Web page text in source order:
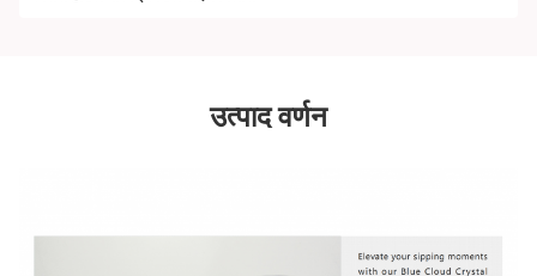
उत्पाद वर्णन